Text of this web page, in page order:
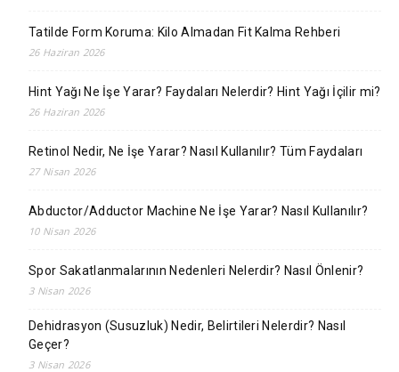
Tatilde Form Koruma: Kilo Almadan Fit Kalma Rehberi
26 Haziran 2026
Hint Yağı Ne İşe Yarar? Faydaları Nelerdir? Hint Yağı İçilir mi?
26 Haziran 2026
Retinol Nedir, Ne İşe Yarar? Nasıl Kullanılır? Tüm Faydaları
27 Nisan 2026
Abductor/Adductor Machine Ne İşe Yarar? Nasıl Kullanılır?
10 Nisan 2026
Spor Sakatlanmalarının Nedenleri Nelerdir? Nasıl Önlenir?
3 Nisan 2026
Dehidrasyon (Susuzluk) Nedir, Belirtileri Nelerdir? Nasıl
Geçer?
3 Nisan 2026